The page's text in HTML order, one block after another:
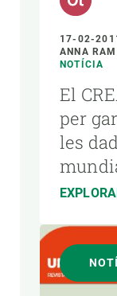
17-02-
ANNA
NOTÍCIA
El
per
les